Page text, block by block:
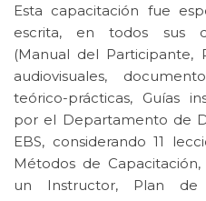
Esta capacitación fue
escrita, en todos sus
(Manual del Participante,
audiovisuales,
teórico-prácticas, Guías
por el Departamento de
EBS, considerando 11
Métodos de
un Instructor, Plan de